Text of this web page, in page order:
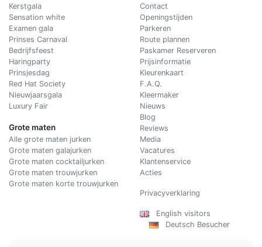
Kerstgala
Sensation white
Examen gala
Prinses Carnaval
Bedrijfsfeest
Haringparty
Prinsjesdag
Red Hat Society
Nieuwjaarsgala
Luxury Fair
Grote maten
Alle grote maten jurken
Grote maten galajurken
Grote maten cocktailjurken
Grote maten trouwjurken
Grote maten korte trouwjurken
Contact
Openingstijden
Parkeren
Route plannen
Paskamer Reserveren
Prijsinformatie
Kleurenkaart
F.A.Q.
Kleermaker
Nieuws
Blog
Reviews
Media
Vacatures
Klantenservice
Acties
Privacyverklaring
English visitors
Deutsch Besucher